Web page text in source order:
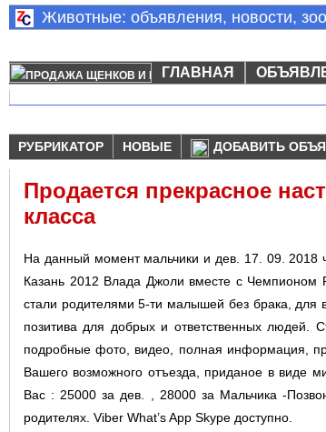
Животные: объявления, новости,
ГЛАВНАЯ
РУБРИКАТОР
НОВЫЕ ДОБАВИТЬ
Продается прекрасное
класса
На данный момент мальчики и дев. 17. 09.
Казань 2012 Влада Джоли вместе с Чемпионом
стали родителями 5-ти малышей без брака, для
позитива для добрых и ответственных
подробные фото, видео, полная информация,
Вашего возможного отъезда, приданое в виде
Вас : 25000 за дев. , 28000 за Мальчика -
родителях. Viber What’s App Skype доступно.